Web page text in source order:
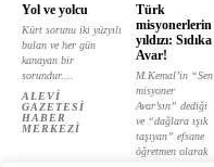
Yol ve yolcu
Kürt sorunu iki yüzyılı
bulan ve her gün
kanayan bir
sorundur....
ALEVI
GAZETESI
HABER
MERKEZI
Türk
misyonerlerin
yıldızı: Sıdıka
Avar!
M.Kemal’in “Sen
misyoner
Avar’sın” dediği
ve “dağlara ışık
taşıyan” efsane
öğretmen olarak